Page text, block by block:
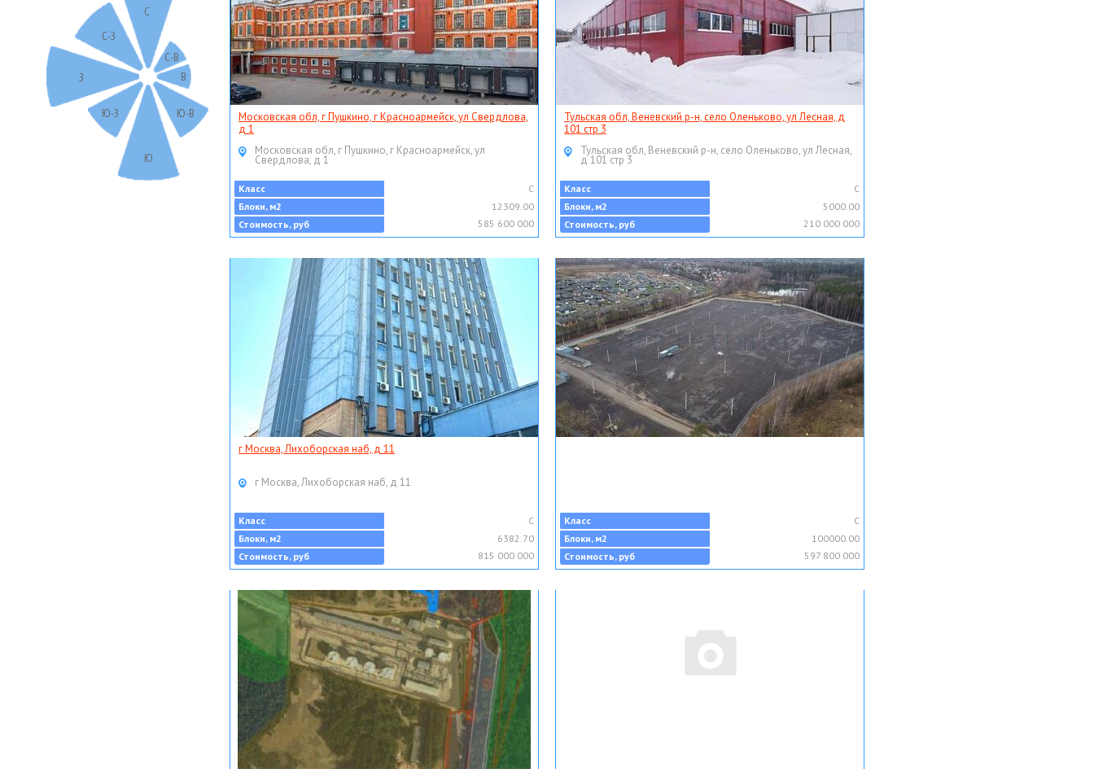
С
С-В
В
Ю-В
Ю
Ю-З
З
С-З
Московская обл, г Пушкино, г Красноармейск, ул Свердлова,
д 1
Московская обл, г Пушкино, г Красноармейск, ул
Свердлова, д 1
Класс
C
Блоки, м2
12309.00
Стоимость, руб
585 600 000
Тульская обл, Веневский р-н, село Оленьково, ул Лесная, д
101 стр 3
Тульская обл, Веневский р-н, село Оленьково, ул Лесная,
д 101 стр 3
Класс
C
Блоки, м2
5000.00
Стоимость, руб
210 000 000
г Москва, Лихоборская наб, д 11
г Москва, Лихоборская наб, д 11
Класс
C
Блоки, м2
6382.70
Стоимость, руб
815 000 000
Класс
C
Блоки, м2
100000.00
Стоимость, руб
597 800 000